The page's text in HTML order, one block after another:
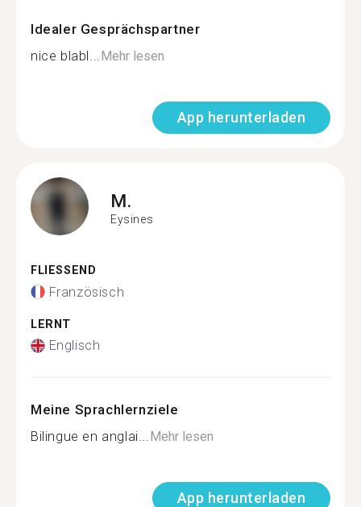
Idealer Gesprächspartner
nice blabl...Mehr lesen
App herunterladen
M.
Eysines
FLIESSEND
Französisch
LERNT
Englisch
Meine Sprachlernziele
Bilingue en anglai...Mehr lesen
App herunterladen